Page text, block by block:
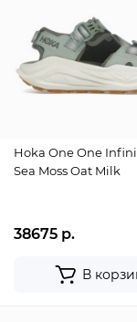
Hoka One One
Sea Moss Oat Milk
38675 р.
В